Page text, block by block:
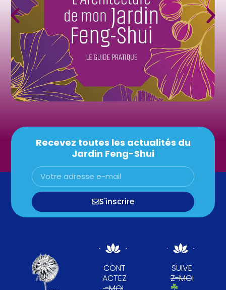
Recevez toutes les actualités du
Jardin Feng-Shui
S'inscrire
CONT
ACTEZ
SUIVE
Z-MOI